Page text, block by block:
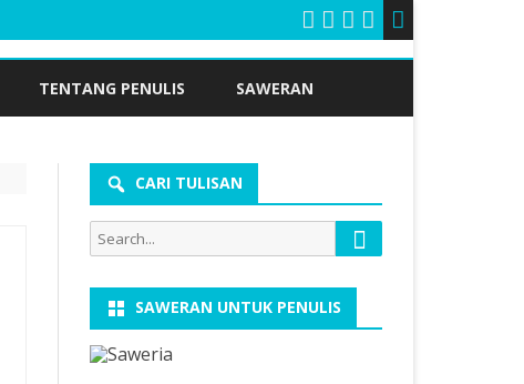
TENTANG PENULIS SAWERAN
CARI TULISAN
Search
for:
Search
SAWERAN UNTUK PENULIS